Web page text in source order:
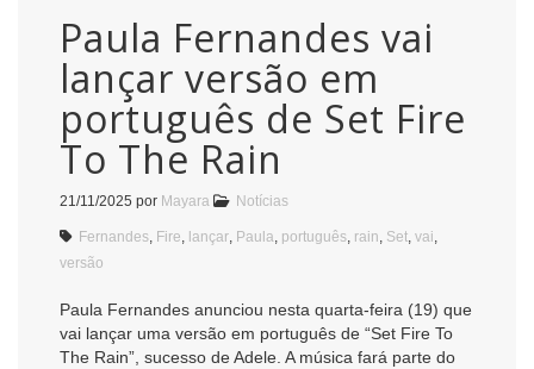
Paula Fernandes vai
lançar versão em
português de Set Fire
To The Rain
21/11/2025 por Mayara Notícias
Fernandes Fire lançar Paula português rain Set vai
versão
Paula Fernandes anunciou nesta quarta-feira (19) que
vai lançar uma versão em português de “Set Fire To
The Rain”, sucesso de Adele. A música fará parte do